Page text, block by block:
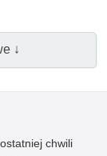
↓
chwili